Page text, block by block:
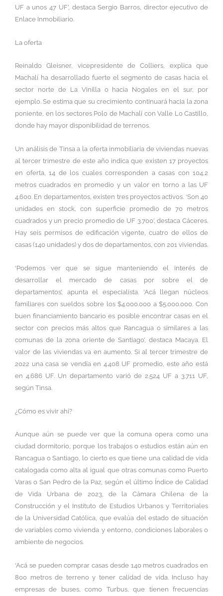
UF a unos 47 UF’, destaca Sergio Barros, director ejecutivo de
Enlace Inmobiliario.
La oferta
Reinaldo Gleisner, vicepresidente de Colliers, explica que
Machalí ha desarrollado fuerte el segmento de casas hacia el
sector norte de La Vinilla o hacia Nogales en el sur, por
ejemplo. Se estima que su crecimiento continuará hacia la zona
poniente, en los sectores Polo de Machalí con Valle Lo Castillo,
donde hay mayor disponibilidad de terrenos.
Un análisis de Tinsa a la oferta inmobiliaria de viviendas nuevas
al tercer trimestre de este año indica que existen 17 proyectos
en oferta, 14 de los cuales corresponden a casas con 104,2
metros cuadrados en promedio y un valor en torno a las UF
4.600. En departamentos, existen tres proyectos activos. ‘Son 40
unidades en stock, con superficie promedio de 70 metros
cuadrados y un precio promedio de UF 3.700’, destaca Cáceres.
Hay seis permisos de edificación vigente, cuatro de ellos de
casas (140 unidades) y dos de departamentos, con 201 viviendas.
‘Podemos ver que se sigue manteniendo el interés de
desarrollar el mercado de casas por sobre el de
departamentos’, apunta el especialista. ‘Acá llegan núcleos
familiares con sueldos sobre los $4.000.000 a $5.000.000. Con
buen financiamiento bancario es posible encontrar casas en el
sector con precios más altos que Rancagua o similares a las
comunas de la zona oriente de Santiago’, destaca Macaya. El
valor de las viviendas va en aumento. Si al tercer trimestre de
2022 una casa se vendía en 4.408 UF promedio, este año está
en 4.686 UF. Un departamento varió de 2.524 UF a 3.711 UF,
según Tinsa.
¿Cómo es vivir ahí?
Aunque aún se puede ver que la comuna opera como una
ciudad dormitorio, porque los trabajos o estudios están aún en
Rancagua o Santiago, lo cierto es que tiene una calidad de vida
catalogada como alta al igual que otras comunas como Puerto
Varas o San Pedro de la Paz, según el último Índice de Calidad
de Vida Urbana de 2023, de la Cámara Chilena de la
Construcción y el Instituto de Estudios Urbanos y Territoriales
de la Universidad Católica, que evalúa del estado de situación
de variables como vivienda y entorno, condiciones laborales o
ambiente de negocios.
‘Acá se pueden comprar casas desde 140 metros cuadrados en
800 metros de terreno y tener calidad de vida. Incluso hay
empresas de buses, como Turbus, que tienen frecuencias